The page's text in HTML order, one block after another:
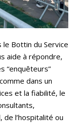
le Bottin du Service
aide à répondre,
“enquêteurs”
dans un
et la fiabilité, le
de l’hospitalité ou